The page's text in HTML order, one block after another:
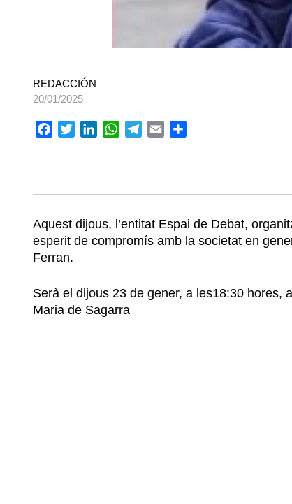
REDACCIÓN
20/01/2025
FacebookTwitterLinkedInWhatsApp
Telegram
Email
Aquest dijous, l’entitat Espai de Debat,
esperit de compromís amb la societat en
Ferran.
Serà el dijous 23 de gener, a les18:30 hores,
Maria de Sagarra